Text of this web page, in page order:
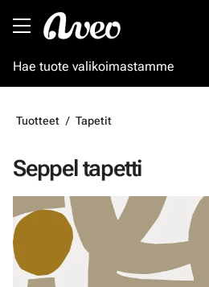
Tuotteet Tapetit
Seppel tapetti
Ohita kuvat